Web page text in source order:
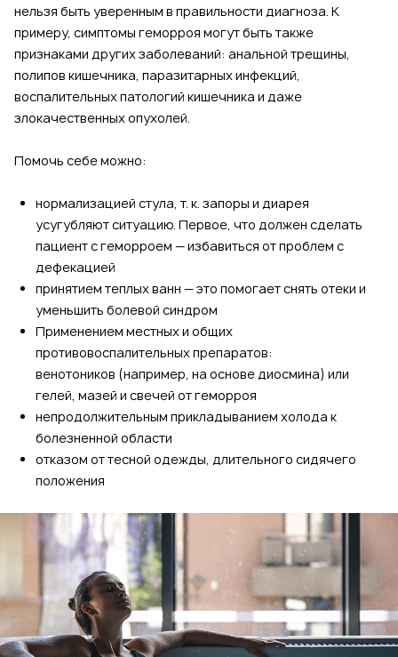
нельзя быть уверенным в правильности диагноза. К
примеру, симптомы геморроя могут быть также
признаками других заболеваний: анальной трещины,
полипов кишечника, паразитарных инфекций,
воспалительных патологий кишечника и даже
злокачественных опухолей.
Помочь себе можно:
нормализацией стула, т. к. запоры и диарея
усугубляют ситуацию. Первое, что должен сделать
пациент с геморроем — избавиться от проблем с
дефекацией
принятием теплых ванн — это помогает снять отеки и
уменьшить болевой синдром
Применением местных и общих
противовоспалительных препаратов:
венотоников (например, на основе диосмина) или
гелей, мазей и свечей от геморроя
непродолжительным прикладыванием холода к
болезненной области
отказом от тесной одежды, длительного сидячего
положения